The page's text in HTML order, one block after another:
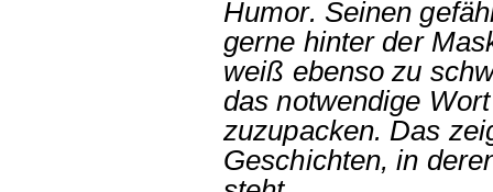
Humor. Seinen
gerne hinter der
weiß ebenso zu
das notwendige
zuzupacken. Das
Geschichten, in